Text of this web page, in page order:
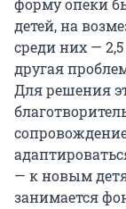
форму опеки
детей, на
среди них —
другая
Для решения
— к новым
занимается